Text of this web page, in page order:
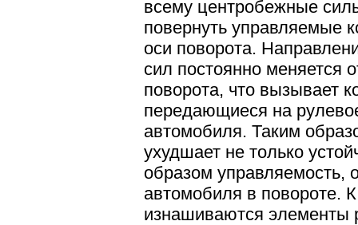
всему центробежные
повернуть управляемые
оси поворота.
сил постоянно меняется
поворота, что вызывает
передающиеся на
автомобиля. Таким
ухудшает не только
образом управляемость,
автомобиля в повороте.
изнашиваются элементы